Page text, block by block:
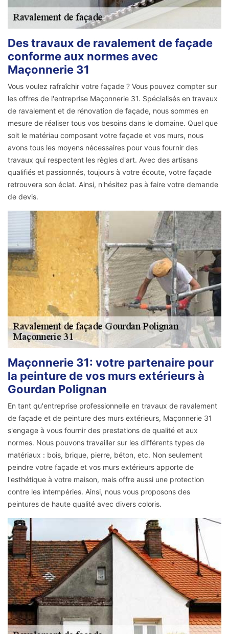
Des travaux de ravalement de façade
conforme aux normes avec
Maçonnerie 31
Vous voulez rafraîchir votre façade ? Vous pouvez compter sur
les offres de l'entreprise Maçonnerie 31. Spécialisés en travaux
de ravalement et de rénovation de façade, nous sommes en
mesure de réaliser tous vos besoins dans le domaine. Quel que
soit le matériau composant votre façade et vos murs, nous
avons tous les moyens nécessaires pour vous fournir des
travaux qui respectent les règles d'art. Avec des artisans
qualifiés et passionnés, toujours à votre écoute, votre façade
retrouvera son éclat. Ainsi, n'hésitez pas à faire votre demande
de devis.
Maçonnerie 31: votre partenaire pour
la peinture de vos murs extérieurs à
Gourdan Polignan
En tant qu'entreprise professionnelle en travaux de ravalement
de façade et de peinture des murs extérieurs, Maçonnerie 31
s'engage à vous fournir des prestations de qualité et aux
normes. Nous pouvons travailler sur les différents types de
matériaux : bois, brique, pierre, béton, etc. Non seulement
peindre votre façade et vos murs extérieurs apporte de
l'esthétique à votre maison, mais offre aussi une protection
contre les intempéries. Ainsi, nous vous proposons des
peintures de haute qualité avec divers coloris.